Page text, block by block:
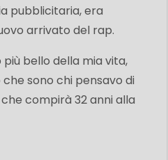
pubblicitaria, era
arrivato del rap.
bello della mia vita,
sono chi pensavo di
compirà 32 anni alla